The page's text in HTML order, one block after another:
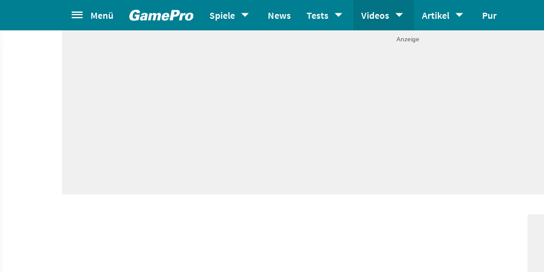
Menü Spiele News Tests Videos Artikel Pur